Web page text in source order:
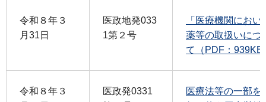
令和８年３
月31日
医政地発033
1第２号
「医療機関にお
薬等の取扱いにつ
て（PDF：939KB
令和８年３
医政発0331
医療法等の一部を